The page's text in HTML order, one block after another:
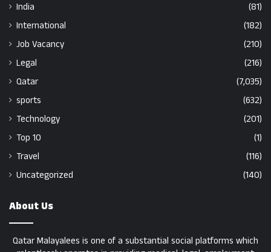
India
(81)
International
(182)
Job Vacancy
(210)
Legal
(216)
Qatar
(7,035)
sports
(632)
Technology
(201)
Top 10
(1)
Travel
(116)
Uncategorized
(140)
About Us
Qatar Malayalees is one of a substantial social platforms which